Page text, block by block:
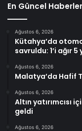
En Güncel Haberler
Ağustos 6, 2026
Kütahya’da
savruldu: 1’i ağır 5
Ağustos 6, 2026
Malatya’da Hafif
Ağustos 6, 2026
Altın yatırımcısı
geldi
Ağustos 6, 2026